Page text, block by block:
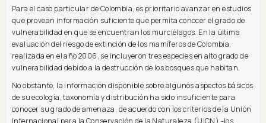
Para el caso particular de Colombia, es prioritario avanzar en estudios
que provean información suficiente que permita conocer el grado de
vulnerabilidad en que se encuentran los murciélagos. En la última
evaluación del riesgo de extinción de los mamíferos de Colombia,
realizada en el año 2006, se incluyeron tres especies en alto grado de
vulnerabilidad debido a la destrucción de los bosques que habitan.
No obstante, la información disponible sobre algunos aspectos básicos
de su ecología, taxonomía y distribución ha sido insuficiente para
conocer su grado de amenaza, de acuerdo con los criterios de la Unión
Internacional para la Conservación de la Naturaleza (UICN) -los